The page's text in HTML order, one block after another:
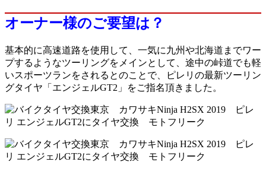
オーナー様のご要望は？
基本的に高速道路を使用して、一気に九州や北海道までワー
プするようなツーリングをメインとして、途中の峠道でも軽
いスポーツランをされるとのことで、ピレリの最新ツーリン
グタイヤ「エンジェルGT2」をご指名頂きました。